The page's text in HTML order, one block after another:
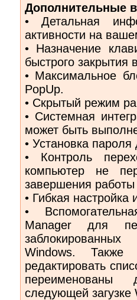
Дополнительные
• Детальная
активности на
• Назначение
быстрого закрытия
• Максимальное
PopUp.
• Скрытый режим
• Системная
может быть
• Установка
• Контроль
компьютер не
завершения
• Гибкая
•
Manager для
Windows. Также
редактировать
переименованы
следующей загузке